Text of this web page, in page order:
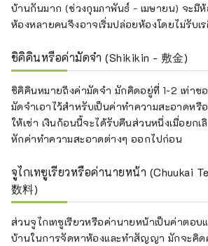
บ้านกันมาก (ช่วงกุมภาพันธ์ - เมษายน) จะมีห้
ห้องหลายคนจึงอาจเริ่มปล่อยห้องโดยไม่รับเ
ชิคิคินหรือค่ามัดจำ (Shikikin - 敷金)
ชิคิคินหมายถึงค่ามัดจำ มักคิดอยู่ที่ 1-2 เท่าขอ
มัดจำเอาไว้สำหรับเป็นค่าทำความสะอาดห
ให้เช่า เงินก้อนนี้จะได้รับคืนส่วนหนึ่งเมื่อยกเ
หักค่าทำความสะอาดต่างๆ ออกไปก่อน
จูไกเทซูเรียวหรือค่านายหน้า (Chuukai
数料)
ส่วนจูไกเทซูเรียวหรือค่านายหน้าเป็นค่าตอ
บ้านในการจัดหาห้องและทำสัญญา มักจะคิด